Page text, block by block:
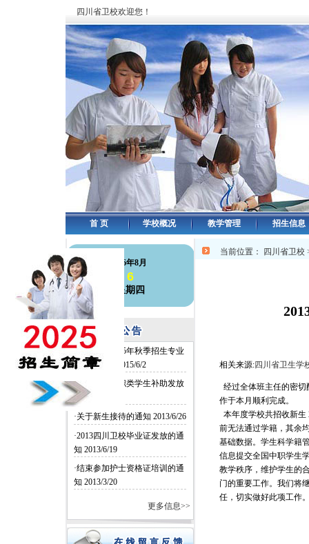
四川省卫校欢迎您！
首 页 学校概况 教学管理 招生信息
126年8月
6
星期四
·四川卫校2015年秋季招生专业
和名额确定
2015/6/2
·四川卫校中职类学生补助发放
2014/6/26
·关于新生接待的通知 2013/6/26
·2013四川卫校毕业证发放的通
知 2013/6/19
·结束参加护士资格证培训的通
知 2013/3/20
更多信息>>
当前位置： 四川省卫校
相关来源:四川省卫生学
经过全体班主任的密切
作于本月顺利完成。
本年度学校共招收新生
前无法通过学籍，其余
基础数据。学生科学籍
信息提交全国中职学生
教学秩序，维护学生的
门的重要工作。我们将
任，切实做好此项工作